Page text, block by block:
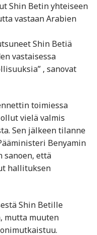
Shin Betin yhteiseen
vastaan Arabien
Shin Betiä
vastaisessa
, sanovat
toimiessa
vielä valmis
Sen jälkeen tilanne
Benyamin
sanoen, että
hallituksen
Shin Betille
mutta muuten